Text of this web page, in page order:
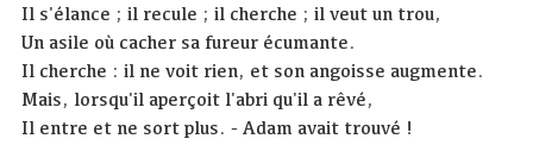
Il s'élance ; il recule ; il cherche ; il veut un trou,
Un asile où cacher sa fureur écumante.
Il cherche : il ne voit rien, et son angoisse augmente.
Mais, lorsqu'il aperçoit l'abri qu'il a rêvé,
Il entre et ne sort plus. - Adam avait trouvé !